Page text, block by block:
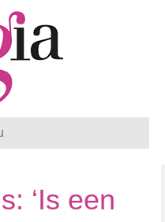
‘Is een